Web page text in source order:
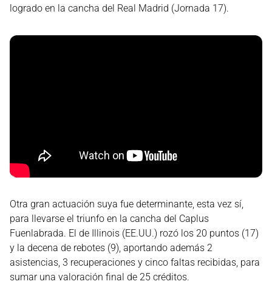
logrado en la cancha del Real Madrid (Jornada 17).
Otra gran actuación suya fue determinante, esta vez sí,
para llevarse el triunfo en la cancha del Caplus
Fuenlabrada. El de Illinois (EE.UU.) rozó los 20 puntos (17)
y la decena de rebotes (9), aportando además 2
asistencias, 3 recuperaciones y cinco faltas recibidas, para
sumar una valoración final de 25 créditos.